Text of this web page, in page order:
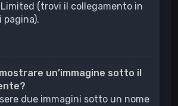
(trovi il collegamento in
pagina).
un’immagine sotto il
due immagini sotto un nome